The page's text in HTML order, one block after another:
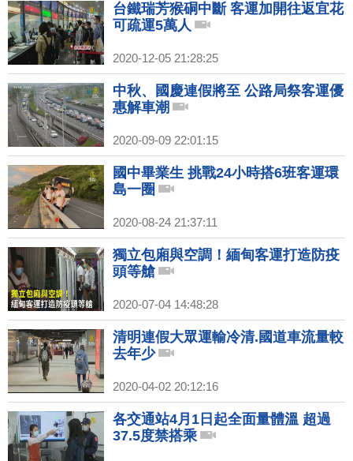
台鐵瑞芳猴硐中斷 客運加開往返宜花
可疏運5萬人
2020-12-05 21:28:25
中秋、國慶連假將至 公路局祭客運優
惠解車潮
2020-09-09 22:01:15
國中畢業生 挑戰24小時搭6班客運環
島一圈
2020-08-24 21:37:11
獨立包廂與空調！緬甸客運打造防疫
頭等艙
2020-07-04 14:48:28
清明連假大眾運輸冷清.國道車流量較
去年少
2020-04-02 20:12:16
各交通站4月1日起全面量體溫 超過
37.5度禁搭乘